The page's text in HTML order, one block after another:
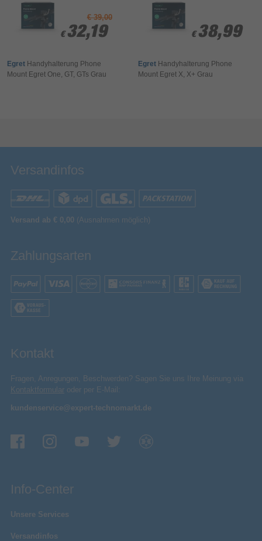
Ihr Kommentar*
€ 39,00
€ 32,19
€ 32,19
Egret Handyhalterung Phone
Mount Egret One, GT, GTs Grau
€ 38,99
€ 38,99
Egret Handyhalterung Phone
Mount Egret X, X+ Grau
Versandinfos
Versand ab € 0,00 (Ausnahmen möglich)
Zahlungsarten
Kontakt
Fragen, Anregungen, Beschwerden? Sagen Sie uns Ihre Meinung via
Kontaktformular oder per E-Mail:
kundenservice@expert-technomarkt.de
Info-Center
Unsere Services
Versandinfos